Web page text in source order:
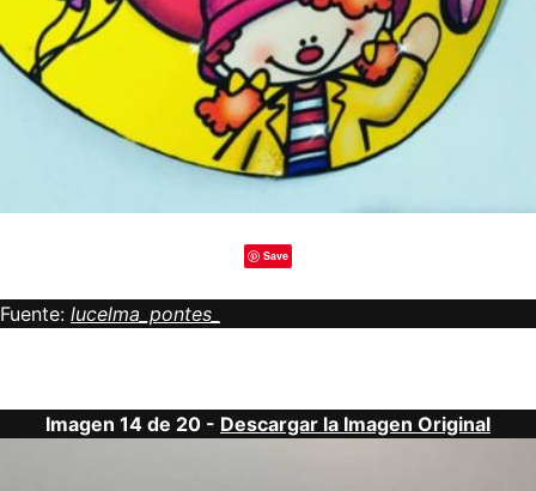
Save
Fuente: lucelma_pontes_
Imagen 14 de 20 - Descargar la Imagen Original